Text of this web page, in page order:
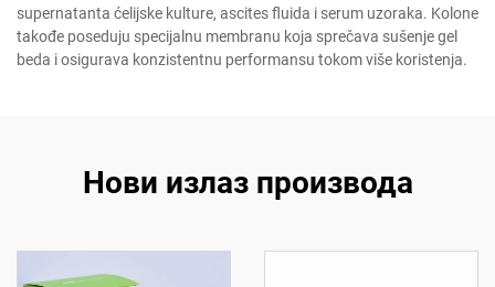
supernatanta ćelijske kulture, ascites fluida i serum uzoraka. Kolone
takođe poseduju specijalnu membranu koja sprečava sušenje gel
beda i osigurava konzistentnu performansu tokom više koristenja.
Нови излаз производа